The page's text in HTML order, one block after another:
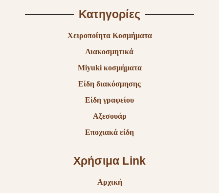
Κατηγορίες
Χειροποίητα Κοσμήματα
Διακοσμητικά
Miyuki κοσμήματα
Είδη διακόσμησης
Είδη γραφείου
Αξεσουάρ
Εποχιακά είδη
Χρήσιμα Link
Αρχική